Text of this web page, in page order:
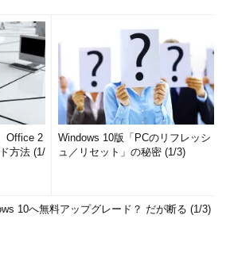
Office 2
方法 (1/
Windows 10版「PCのリフレッシ
ュ／リセット」の秘密 (1/3)
10へ無料アップグレード？ だが断る (1/3)